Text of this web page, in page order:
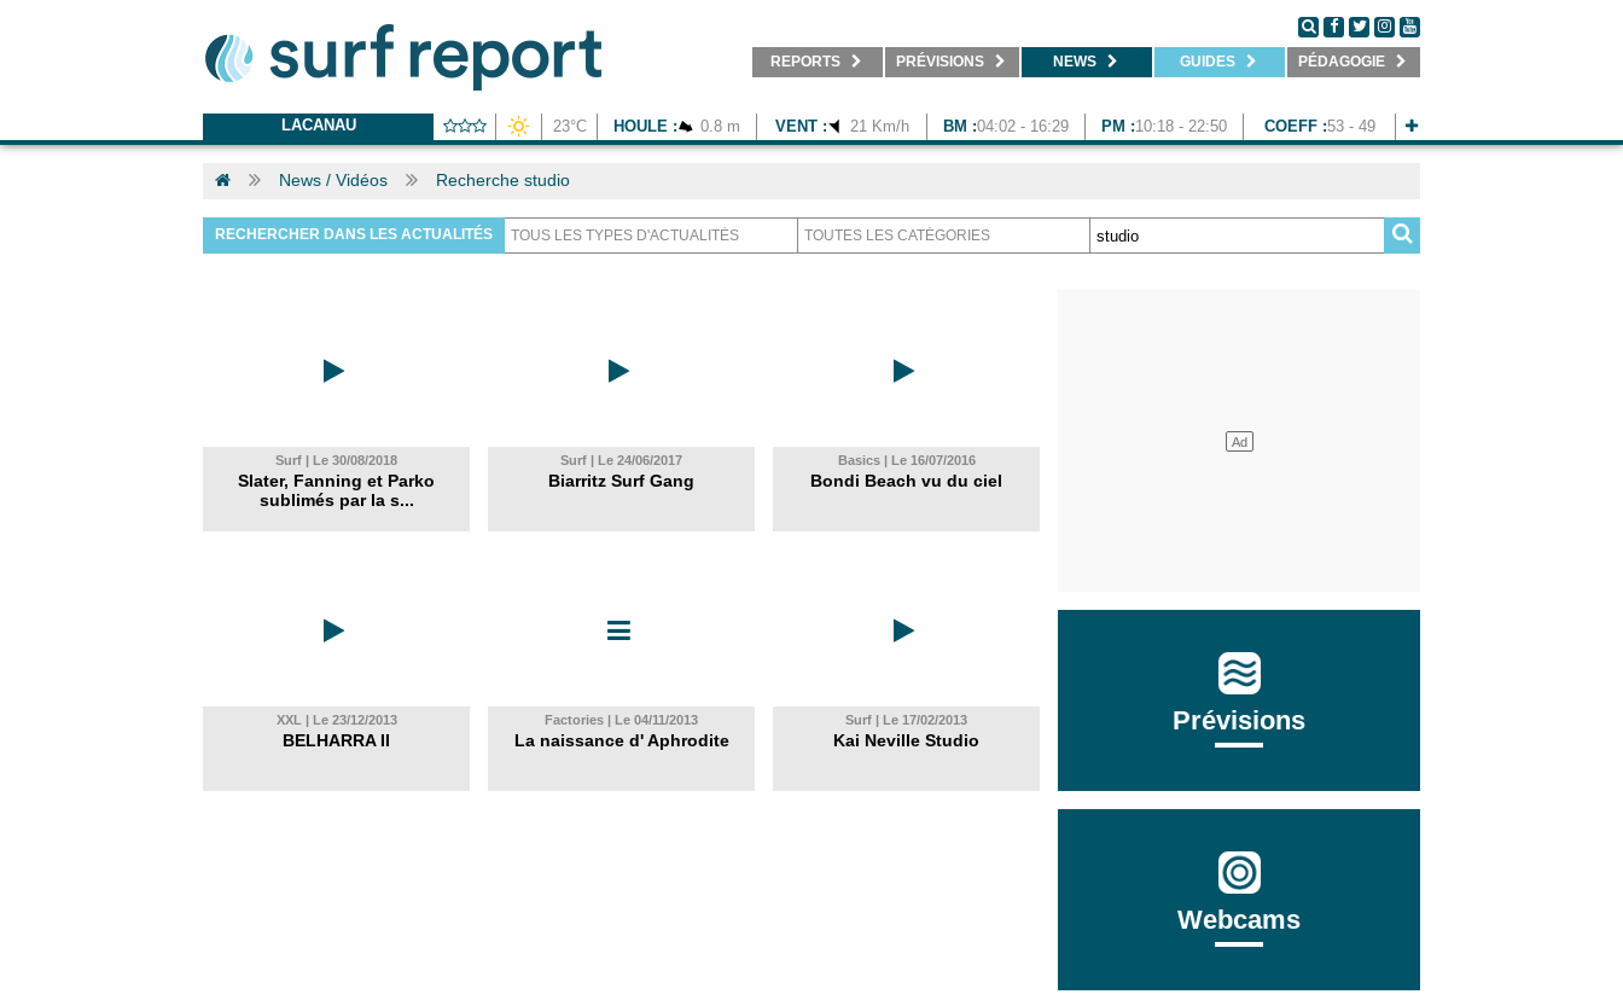
REPORTS PRÉVISIONS NEWS GUIDES PÉDAGOGIE
LACANAU 23°C HOULE : 0.8 m VENT : 21 Km/h BM :04:02 - 16:29 PM :10:18 - 22:50 COEFF :53 - 49
News / Vidéos Recherche studio
RECHERCHER DANS LES ACTUALITÉS
Surf | Le 30/08/2018
Slater, Fanning et Parko
sublimés par la s...
Surf | Le 24/06/2017
Biarritz Surf Gang
Basics | Le 16/07/2016
Bondi Beach vu du ciel
XXL | Le 23/12/2013
BELHARRA II
Factories | Le 04/11/2013
La naissance d' Aphrodite
Surf | Le 17/02/2013
Kai Neville Studio
Prévisions
Webcams